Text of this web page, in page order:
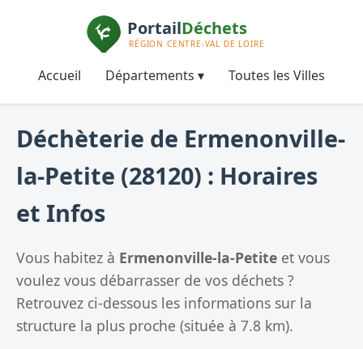
Accueil Départements ▾ Toutes les Villes
Déchèterie de Ermenonville-
la-Petite (28120) : Horaires
et Infos
Vous habitez à Ermenonville-la-Petite et vous
voulez vous débarrasser de vos déchets ?
Retrouvez ci-dessous les informations sur la
structure la plus proche (située à 7.8 km).